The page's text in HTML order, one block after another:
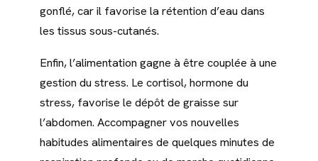
gonflé, car il favorise la rétention d’eau dans
les tissus sous-cutanés.
Enfin, l’alimentation gagne à être couplée à une
gestion du stress. Le cortisol, hormone du
stress, favorise le dépôt de graisse sur
l’abdomen. Accompagner vos nouvelles
habitudes alimentaires de quelques minutes de